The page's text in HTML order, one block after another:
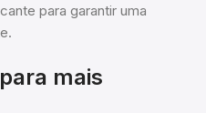
para garantir uma
mais